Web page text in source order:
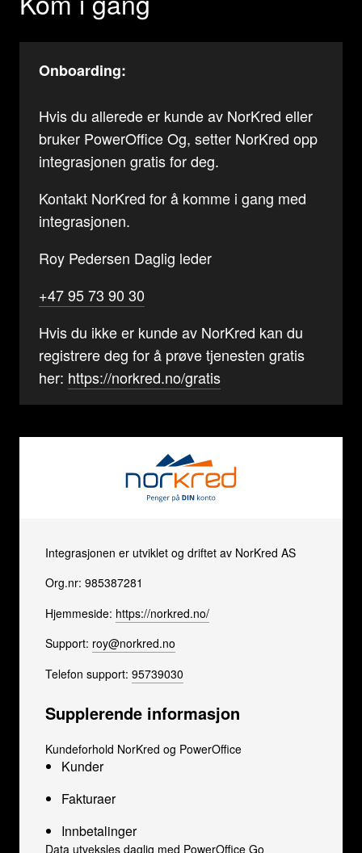
Onboarding:
Hvis du allerede er kunde av NorKred eller
bruker PowerOffice Og, setter NorKred opp
integrasjonen gratis for deg.
Kontakt NorKred for å komme i gang med
integrasjonen.
Roy Pedersen Daglig leder
+47 95 73 90 30
Hvis du ikke er kunde av NorKred kan du
registrere deg for å prøve tjenesten gratis
her: https://norkred.no/gratis
Integrasjonen er utviklet og driftet av NorKred AS
Org.nr: 985387281
Hjemmeside: https://norkred.no/
Support: roy@norkred.no
Telefon support: 95739030
Supplerende informasjon
Kundeforhold NorKred og PowerOffice
Kunder
Fakturaer
Innbetalinger
Data utveksles daglig med PowerOffice Go